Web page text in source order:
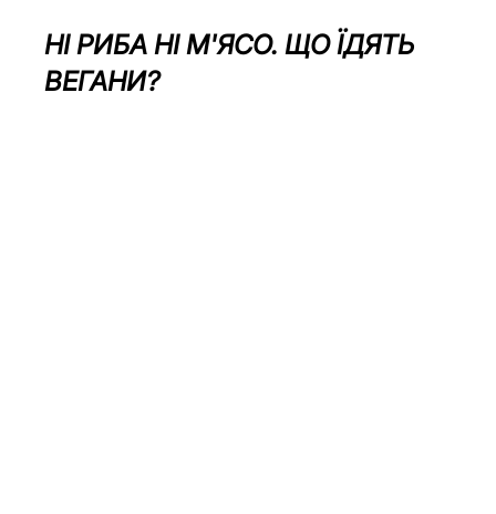
НІ РИБА НІ М'ЯСО. ЩО ЇДЯТЬ
ВЕГАНИ?